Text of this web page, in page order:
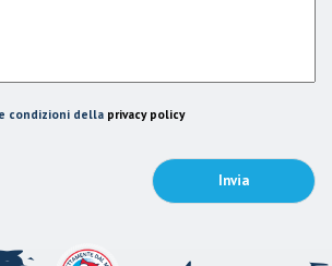
condizioni della privacy policy